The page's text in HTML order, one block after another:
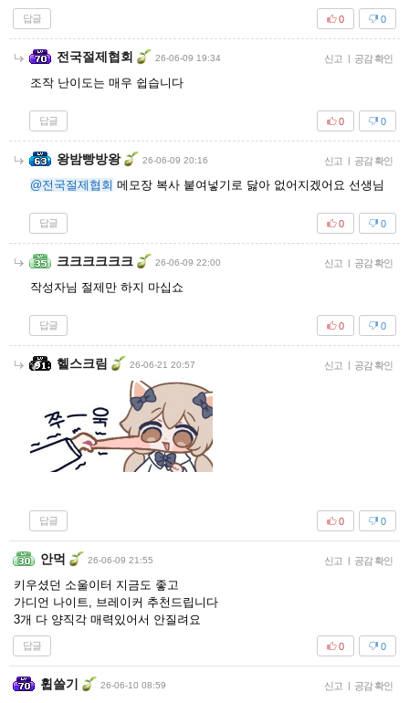
답글 0
0
전국절제협회 26-06-09 19:34 신고 | 공감 확인
조작 난이도는 매우 쉽습니다
답글 0
0
왕밤빵방왕 26-06-09 20:16 신고 | 공감 확인
@전국절제협회 메모장 복사 붙여넣기로 닳아 없어지겠어요 선생님
답글 0
0
크크크크크크 26-06-09 22:00 신고 | 공감 확인
작성자님 절제만 하지 마십쇼
답글 0
0
헬스크림 26-06-21 20:57 신고 | 공감 확인
답글 0
0
안먹 26-06-09 21:55 신고 | 공감 확인
키우셨던 소울이터 지금도 좋고
가디언 나이트, 브레이커 추천드립니다
3개 다 양직각 매력있어서 안질려요
답글 0
0
휩쓸기 26-06-10 08:59 신고 | 공감 확인